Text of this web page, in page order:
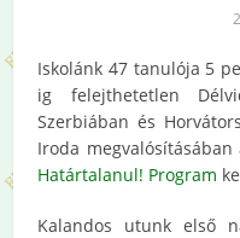
Iskolánk 47 tanulója 5
ig felejthetetlen
Szerbiában és
Iroda megvalósításában
Határtalanul! Program
Kalandos utunk első